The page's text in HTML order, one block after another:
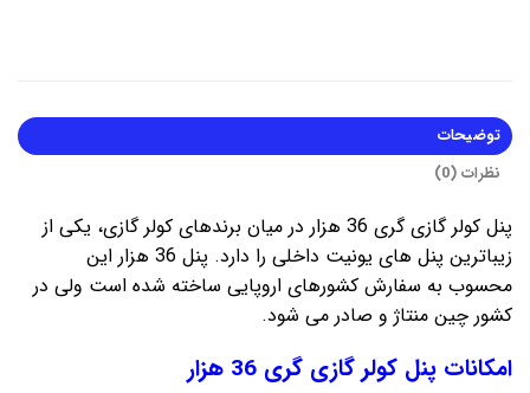
توضیحات
نظرات (0)
پنل کولر گازی گری 36 هزار در میان برندهای کولر گازی، یکی از
زیباترین پنل های یونیت داخلی را دارد. پنل 36 هزار این
محسوب به سفارش کشورهای اروپایی ساخته شده است ولی در
کشور چین منتاژ و صادر می شود.
امکانات پنل کولر گازی گری 36 هزار